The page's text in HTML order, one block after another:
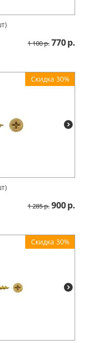
1 100р. 770р.
Скидка 30%
1 285р. 900р.
Скидка 30%